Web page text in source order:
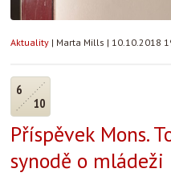
Aktuality | Marta Mills | 10.10.2018
6
10
Příspěvek Mons.
synodě o mládeži